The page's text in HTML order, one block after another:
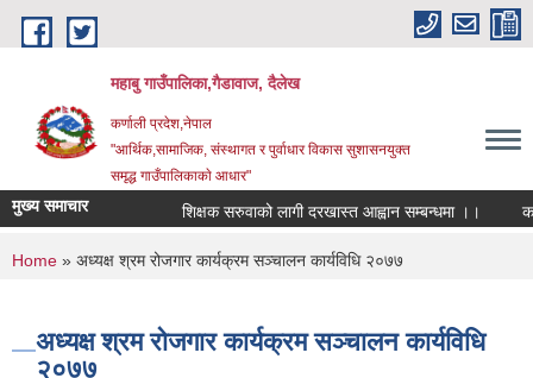
Skip to main content
महाबु गाउँपालिका,गैडावाज, दैलेख
कर्णाली प्रदेश,नेपाल
"आर्थिक,सामाजिक, संस्थागत र पुर्वाधार विकास सुशासनयुक्त
समृद्ध गाउँपालिकाकाे आधार"
मुख्य समाचार शिक्षक सरुवाको लागी दरखास्त आह्वान सम्बन्धमा ।।
You are here
Home » अध्यक्ष श्रम रोजगार कार्यक्रम सञ्चालन कार्यविधि २०७७
अध्यक्ष श्रम रोजगार कार्यक्रम सञ्चालन कार्यविधि
२०७७